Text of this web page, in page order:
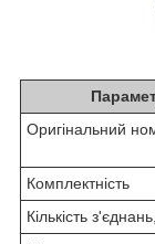
Оригінальний
Комплектність
Кількість